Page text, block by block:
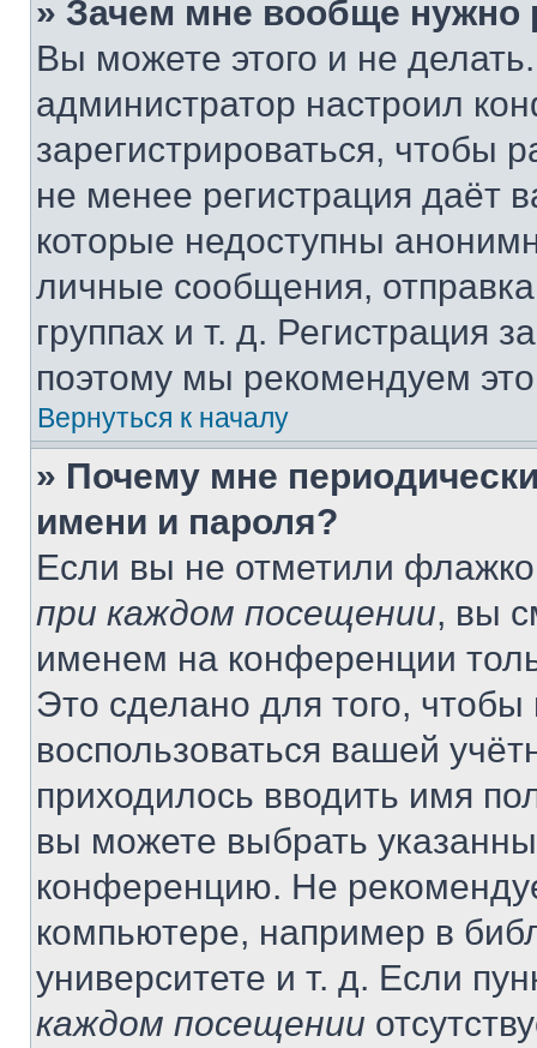
» Зачем мне вообще нужно
Вы можете этого и не
администратор настроил
зарегистрироваться, чтобы
не менее регистрация даёт
которые недоступны
личные сообщения,
группах и т. д. Регистрация
поэтому мы рекомендуем
Вернуться к началу
» Почему мне
имени и пароля?
Если вы не отметили
при каждом посещении, вы
именем на конференции
Это сделано для того, чтобы
воспользоваться вашей
приходилось вводить имя
вы можете выбрать
конференцию. Не
компьютере, например в
университете и т. д. Если
каждом посещении